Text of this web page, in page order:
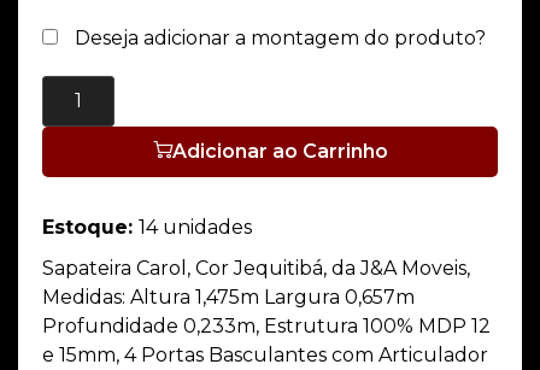
Deseja adicionar a montagem do produto?
Adicionar ao Carrinho
Estoque: 14 unidades
Sapateira Carol, Cor Jequitibá, da J&A Moveis,
Medidas: Altura 1,475m Largura 0,657m
Profundidade 0,233m, Estrutura 100% MDP 12
e 15mm, 4 Portas Basculantes com Articulador